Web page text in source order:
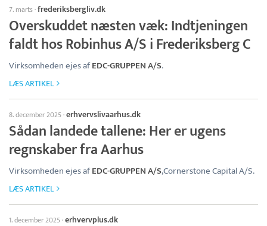
7. marts·frederiksbergliv.dk
Overskuddet næsten væk: Indtjeningen
faldt hos Robinhus A/S i Frederiksberg C
Virksomheden ejes afEDC-GRUPPEN A/S.
LÆS ARTIKEL
8. december 2025·erhvervslivaarhus.dk
Sådan landede tallene: Her er ugens
regnskaber fra Aarhus
Virksomheden ejes afEDC-GRUPPEN A/S,Cornerstone Capital A/S.
LÆS ARTIKEL
1. december 2025·erhvervplus.dk